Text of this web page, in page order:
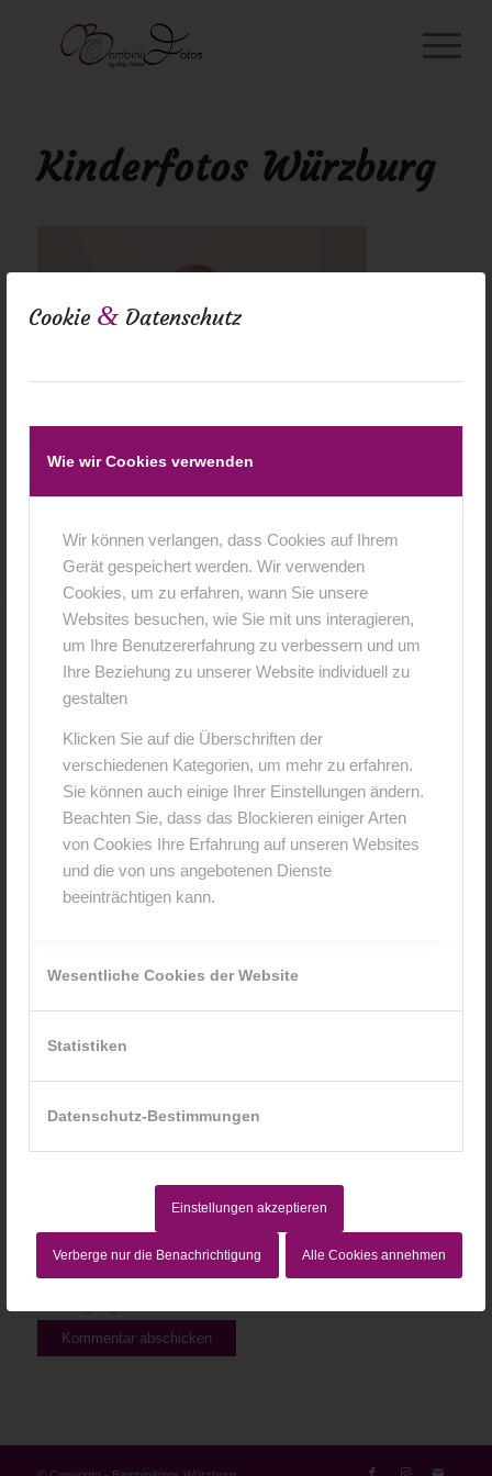
Cookie & Datenschutz
Wie wir Cookies verwenden
Wir können verlangen, dass Cookies auf Ihrem
Gerät gespeichert werden. Wir verwenden
Cookies, um zu erfahren, wann Sie unsere
Websites besuchen, wie Sie mit uns interagieren,
um Ihre Benutzererfahrung zu verbessern und um
Ihre Beziehung zu unserer Website individuell zu
gestalten
Klicken Sie auf die Überschriften der
verschiedenen Kategorien, um mehr zu erfahren.
Sie können auch einige Ihrer Einstellungen ändern.
Beachten Sie, dass das Blockieren einiger Arten
von Cookies Ihre Erfahrung auf unseren Websites
und die von uns angebotenen Dienste
beeinträchtigen kann.
Wesentliche Cookies der Website
Statistiken
Datenschutz-Bestimmungen
Einstellungen akzeptieren
Verberge nur die Benachrichtigung Alle Cookies annehmen
Kinderfotos Würzburg
0
Hinterlasse einen Kommentar
An der Diskussion beteiligen?
Hinterlasse uns deinen Kommentar!
Name*